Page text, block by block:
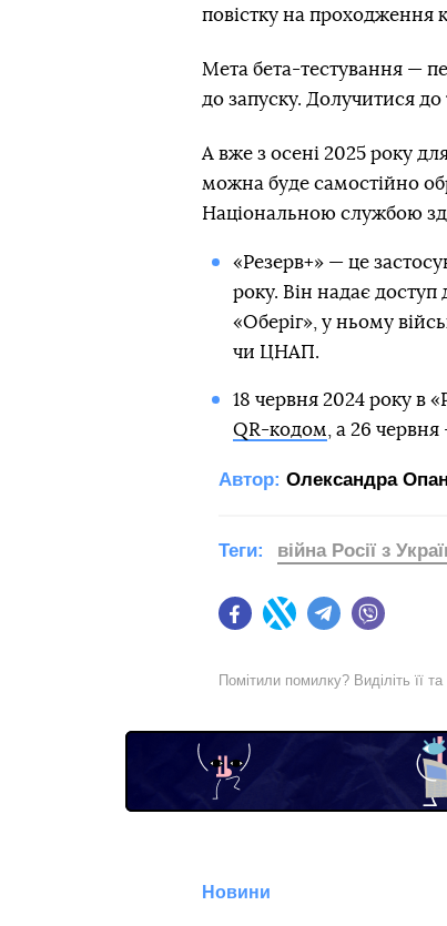
повістку на проходження
Мета бета-тестування —
до запуску. Долучитися
А вже з осені 2025 року
можна буде самостійно
Національною службою
«Резерв+» — це
року. Він надає доступ
«Оберіг», у ньому
чи ЦНАП.
18 червня 2024 року в
QR-кодом , а 26
Автор: Олександра
FacebookTwitter Telegram
Теги: війна Росії з
Помітили помилку? Виділіть її та
Новини